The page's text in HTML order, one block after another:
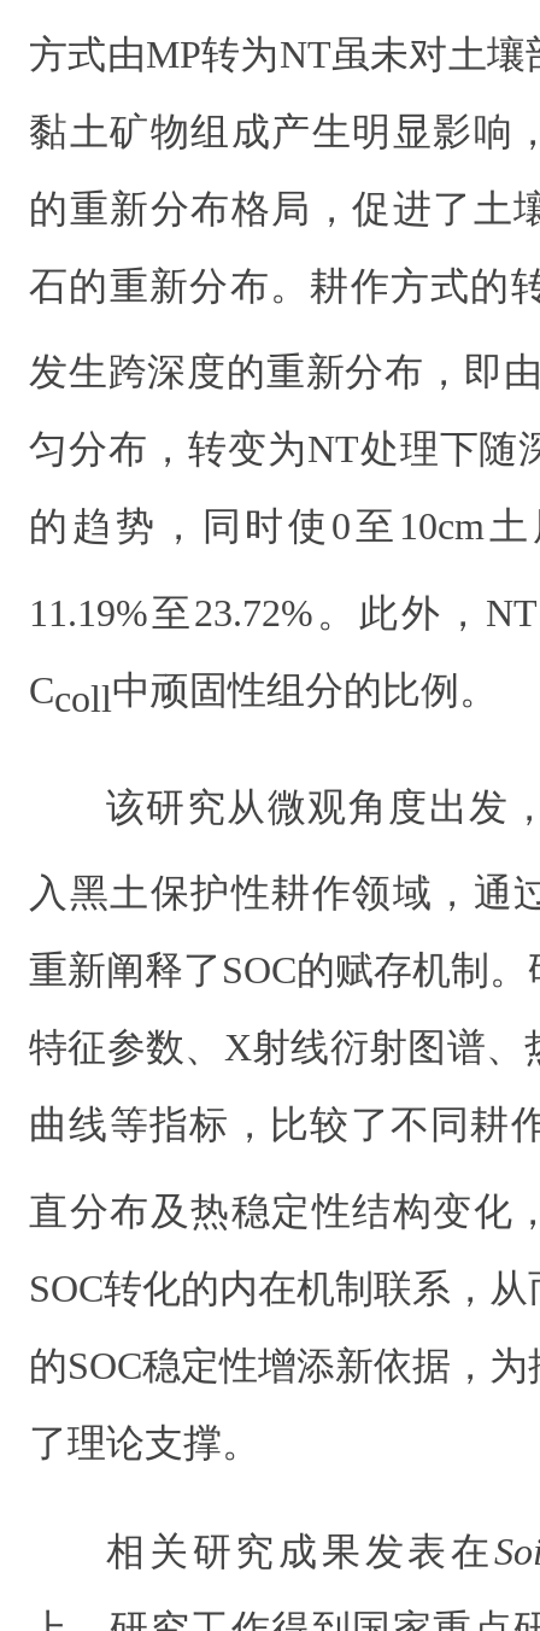
方式由MP转为NT虽未对土
黏土矿物组成产生明显影响
的重新分布格局，促进了土
石的重新分布。耕作方式的
发生跨深度的重新分布，即
匀分布，转变为NT处理下随
的趋势，同时使0至10cm土
11.19%至23.72%。此外，
Ccoll中顽固性组分的比例。
该研究从微观角度出发
入黑土保护性耕作领域，通
重新阐释了SOC的赋存机制
特征参数、X射线衍射图谱
曲线等指标，比较了不同耕
直分布及热稳定性结构变化
SOC转化的内在机制联系，
的SOC稳定性增添新依据，
了理论支撑。
相关研究成果发表在